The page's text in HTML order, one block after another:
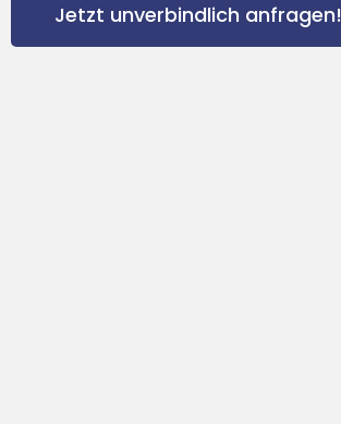
Jetzt unverbindlich anfragen!